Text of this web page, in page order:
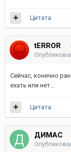
Цитата
tERROR
Сейчас, конечно
ехать или нет...
Цитата
ДИМАС